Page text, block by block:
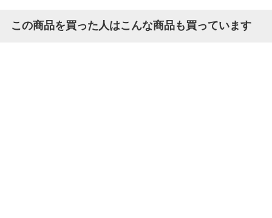
この商品を買った人はこんな商品も買っています